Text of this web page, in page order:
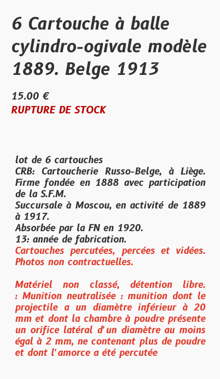
6 Cartouche à balle
cylindro-ogivale modèle
1889. Belge 1913
15.00 €
RUPTURE DE STOCK
lot de 6 cartouches
CRB: Cartoucherie Russo-Belge, à Liège.
Firme fondée en 1888 avec participation
de la S.F.M.
Succursale à Moscou, en activité de 1889
à 1917.
Absorbée par la FN en 1920.
13: année de fabrication.
Cartouches percutées, percées et vidées.
Photos non contractuelles.
Matériel non classé, détention libre.
: Munition neutralisée : munition dont le
projectile a un diamètre inférieur à 20
mm et dont la chambre à poudre présente
un orifice latéral d’un diamètre au moins
égal à 2 mm, ne contenant plus de poudre
et dont l’amorce a été percutée